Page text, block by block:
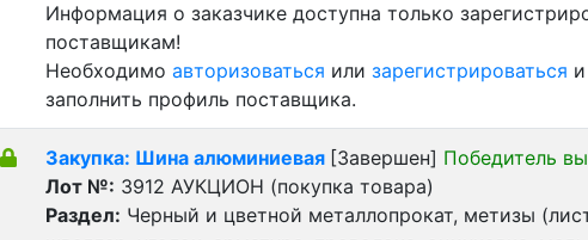
Информация о заказчике доступна только
поставщикам!
Необходимо авторизоваться или зарегистрироваться и
заполнить профиль поставщика.
Закупка: Шина алюминиевая [Завершен] Победитель
Лот №: 3912 АУКЦИОН (покупка товара)
Раздел: Черный и цветной металлопрокат, метизы